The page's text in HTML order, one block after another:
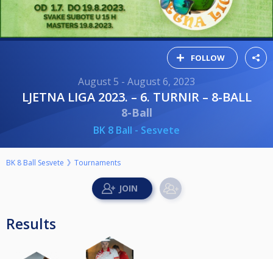
FOLLOW
August 5 - August 6, 2023
LJETNA LIGA 2023. – 6. TURNIR – 8-BALL
8-Ball
BK 8 Ball - Sesvete
BK 8 Ball Sesvete Tournaments
Results